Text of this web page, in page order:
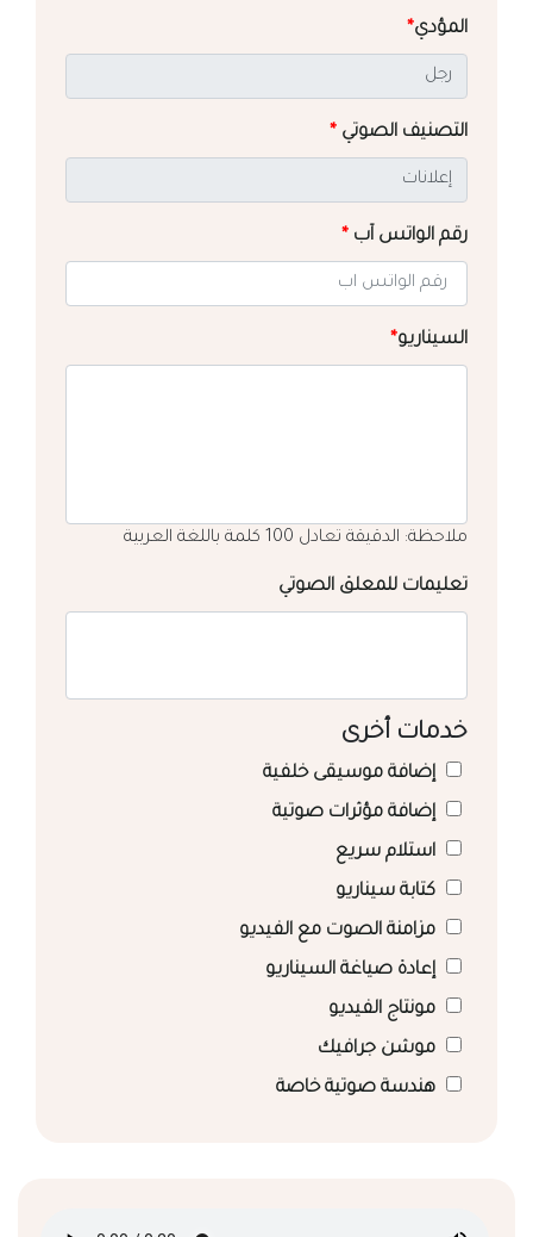
المؤدي*
التصنيف الصوتي *
رقم الواتس آب *
السيناريو*
ملاحظة: الدقيقة تعادل 100 كلمة باللغة العربية
تعليمات للمعلق الصوتي
خدمات أخرى
إضافة موسيقى خلفية
إضافة مؤثرات صوتية
استلام سريع
كتابة سيناريو
مزامنة الصوت مع الفيديو
إعادة صياغة السيناريو
مونتاج الفيديو
موشن جرافيك
هندسة صوتية خاصة